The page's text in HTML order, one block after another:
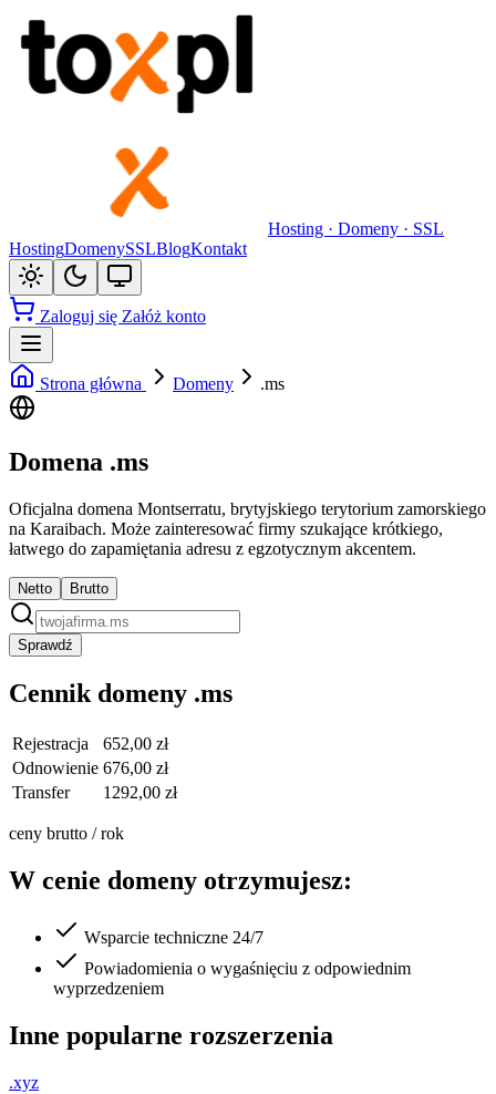
Hosting · Domeny · SSL
HostingDomenySSLBlogKontakt
Zaloguj się Załóż konto
Strona główna Domeny .ms
Domena .ms
Oficjalna domena Montserratu, brytyjskiego terytorium zamorskiego
na Karaibach. Może zainteresować firmy szukające krótkiego,
łatwego do zapamiętania adresu z egzotycznym akcentem.
Netto Brutto
Sprawdź
Cennik domeny .ms
Rejestracja
652,00 zł
Odnowienie 676,00 zł
Transfer
1292,00 zł
ceny brutto / rok
W cenie domeny otrzymujesz:
Wsparcie techniczne 24/7
Powiadomienia o wygaśnięciu z odpowiednim
wyprzedzeniem
Inne popularne rozszerzenia
.xyz